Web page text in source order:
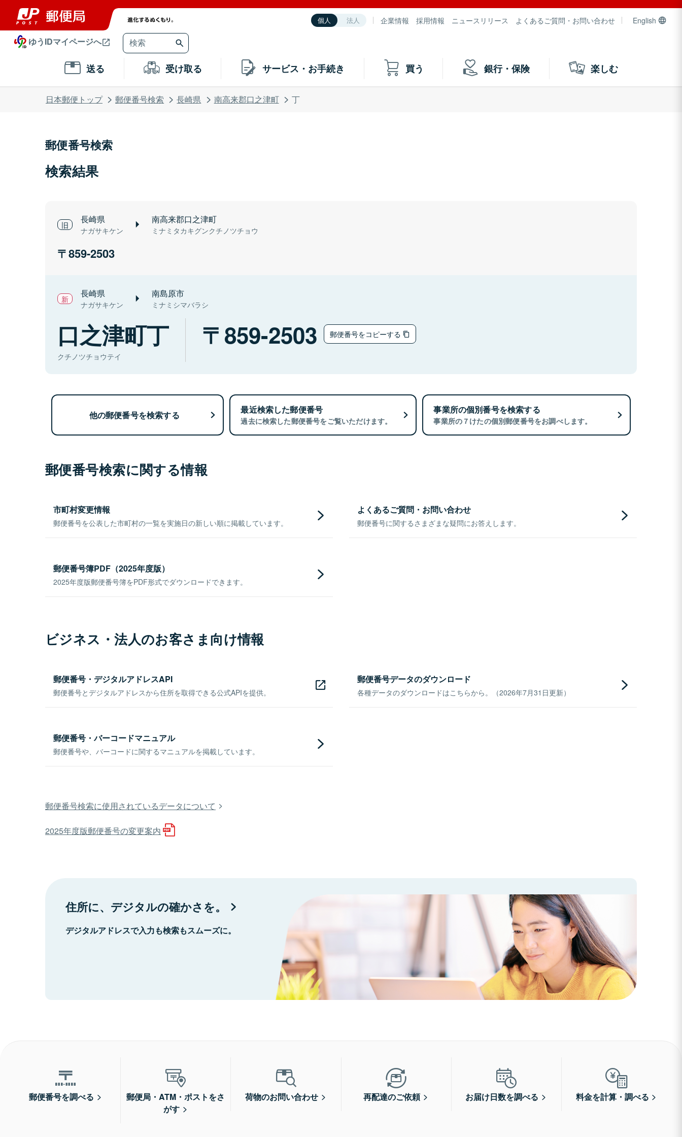
個人 法人 企業情報 採用情報 ニュースリリース よくあるご質問・お問い合わせ English
ゆうIDマイページへ
送る 受け取る サービス・お手続き 買う 銀行・保険 楽しむ
日本郵便トップ 郵便番号検索 長崎県 南高来郡口之津町 丁
郵便番号検索
検索結果
長崎県
ナガサキケン
南高来郡口之津町
ミナミタカキグンクチノツチョウ
859-2503
長崎県
ナガサキケン
南島原市
ミナミシマバラシ
口之津町丁
クチノツチョウテイ
859-2503 郵便番号をコピーする
他の郵便番号を検索する 最近検索した郵便番号
過去に検索した郵便番号をご覧いただけます。
事業所の個別番号を検索する
事業所の７けたの個別郵便番号をお調べします。
郵便番号検索に関する情報
市町村変更情報
郵便番号を公表した市町村の一覧を実施日の新しい順に掲載しています。
よくあるご質問・お問い合わせ
郵便番号に関するさまざまな疑問にお答えします。
郵便番号簿PDF（2025年度版）
2025年度版郵便番号簿をPDF形式でダウンロードできます。
ビジネス・法人のお客さま向け情報
郵便番号・デジタルアドレスAPI
郵便番号とデジタルアドレスから住所を取得できる公式APIを提供。
郵便番号データのダウンロード
各種データのダウンロードはこちらから。（2026年7月31日更新）
郵便番号・バーコードマニュアル
郵便番号や、バーコードに関するマニュアルを掲載しています。
郵便番号検索に使用されているデータについて
2025年度版郵便番号の変更案内
住所に、デジタルの確かさを。
デジタルアドレスで入力も検索もスムーズに。
郵便番号を調べる
郵便局・ATM・ポストをさ
がす
荷物のお問い合わせ 再配達のご依頼 お届け日数を調べる 料金を計算・調べる